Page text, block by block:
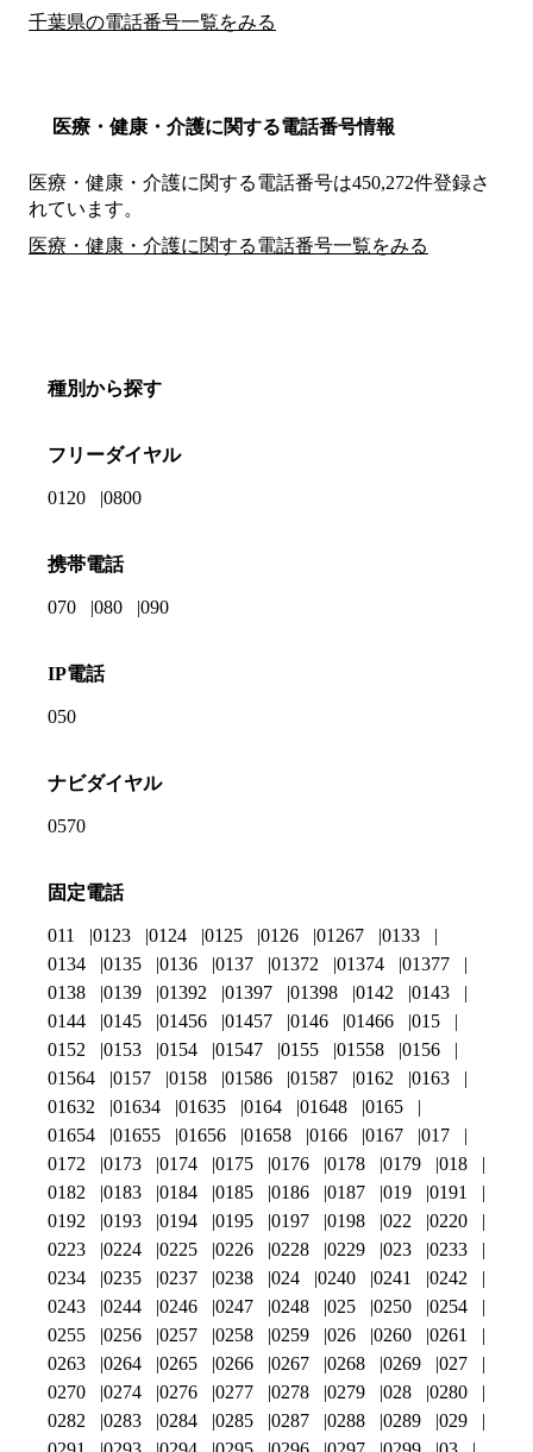
千葉県の電話番号一覧をみる
医療・健康・介護に関する電話番号情報
医療・健康・介護に関する電話番号は450,272件登録さ
れています。
医療・健康・介護に関する電話番号一覧をみる
種別から探す
フリーダイヤル
0120 0800
携帯電話
070 080 090
IP電話
050
ナビダイヤル
0570
固定電話
011 0123 0124 0125 0126 01267
0133
0134
0135 0136 0137 01372 01374
01377
0138
0139 01392 01397 01398 0142
0143
0144
0145 01456 01457 0146 01466
015
0152
0153 0154 01547 0155 01558
0156
01564
0157 0158 01586 01587 0162
0163
01632
01634 01635 0164 01648
0165
01654
01655 01656 01658 0166 0167
017
0172
0173 0174 0175 0176 0178 0179
018
0182
0183 0184 0185 0186 0187 019
0191
0192
0193 0194 0195 0197 0198 022
0220
0223
0224 0225 0226 0228 0229 023
0233
0234
0235 0237 0238 024 0240 0241
0242
0243
0244 0246 0247 0248 025 0250
0254
0255
0256 0257 0258 0259 026 0260
0261
0263
0264 0265 0266 0267 0268 0269
027
0270
0274 0276 0277 0278 0279 028
0280
0282
0283 0284 0285 0287 0288 0289
029